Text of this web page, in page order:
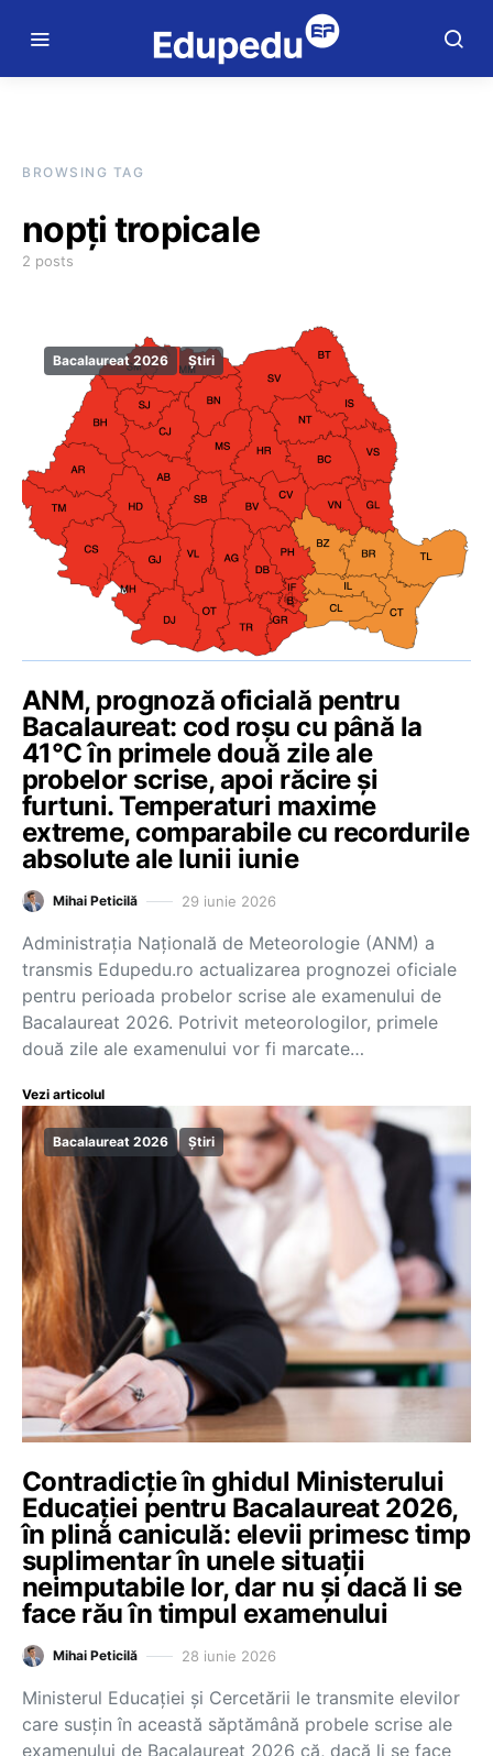
BROWSING TAG
nopți tropicale
2 posts
Bacalaureat 2026 Știri
ANM, prognoză oficială pentru
Bacalaureat: cod roșu cu până la
41°C în primele două zile ale
probelor scrise, apoi răcire și
furtuni. Temperaturi maxime
extreme, comparabile cu recordurile
absolute ale lunii iunie
Mihai Peticilă 29 iunie 2026
Administrația Națională de Meteorologie (ANM) a
transmis Edupedu.ro actualizarea prognozei oficiale
pentru perioada probelor scrise ale examenului de
Bacalaureat 2026. Potrivit meteorologilor, primele
două zile ale examenului vor fi marcate…
Vezi articolul
Bacalaureat 2026 Știri
Contradicție în ghidul Ministerului
Educației pentru Bacalaureat 2026,
în plină caniculă: elevii primesc timp
suplimentar în unele situații
neimputabile lor, dar nu și dacă li se
face rău în timpul examenului
Mihai Peticilă 28 iunie 2026
Ministerul Educației și Cercetării le transmite elevilor
care susțin în această săptămână probele scrise ale
examenului de Bacalaureat 2026 că, dacă li se face